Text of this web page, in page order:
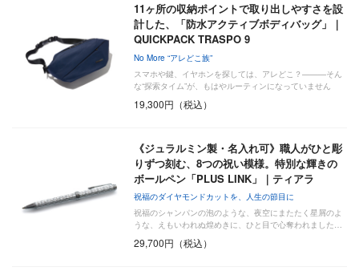
11ヶ所の収納ポイントで取り出しやすさを設
計した、「防水アクティブボディバッグ」｜
QUICKPACK TRASPO 9
No More “アレどこ族”
スマホや鍵、イヤホンを探しては、アレどこ？———そん
な“探索タイム”が、もはやルーティンになっていません
19,300円（税込）
《ジュラルミン製・名入れ可》職人がひと彫
りずつ刻む、8つの祝い模様。特別な輝きの
ボールペン「PLUS LINK」｜ティアラ
祝福のダイヤモンドカットを、人生の節目に
祝福のシャンパンの泡のような、夜空にまたたく星屑のよ
うな、えもいわれぬ煌めきに、ひと目で心奪われました…
29,700円（税込）